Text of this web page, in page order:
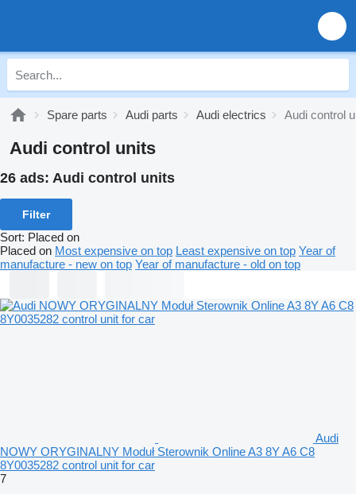
Spare parts Audi parts Audi electrics Audi control
Audi control units
26 ads: Audi control units
Filter
Sort: Placed on
Placed on Most expensive on top Least expensive on top Year of
manufacture - new on top Year of manufacture - old on top
Audi
NOWY ORYGINALNY Moduł Sterownik Online A3 8Y A6 C8
8Y0035282 control unit for car
7